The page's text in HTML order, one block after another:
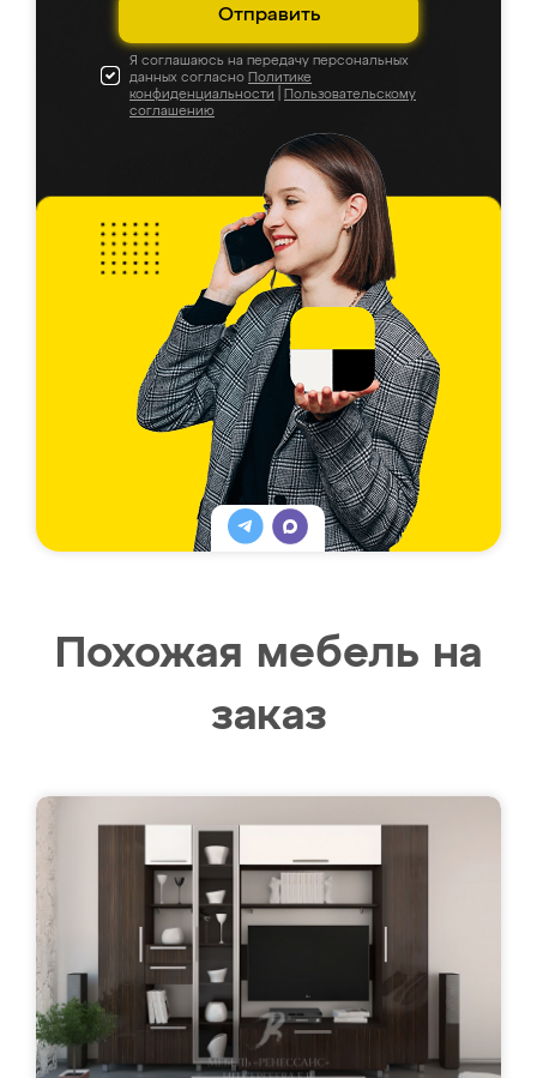
Отправить
Я соглашаюсь на передачу персональных
данных согласно Политике
конфиденциальности
Пользовательскому
соглашению
Похожая мебель на
заказ